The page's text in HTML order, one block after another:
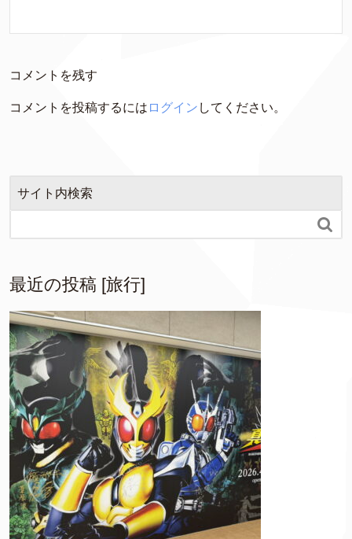
コメントを残す
コメントを投稿するには ログイン してください。
サイト内検索

最近の投稿 [旅行]